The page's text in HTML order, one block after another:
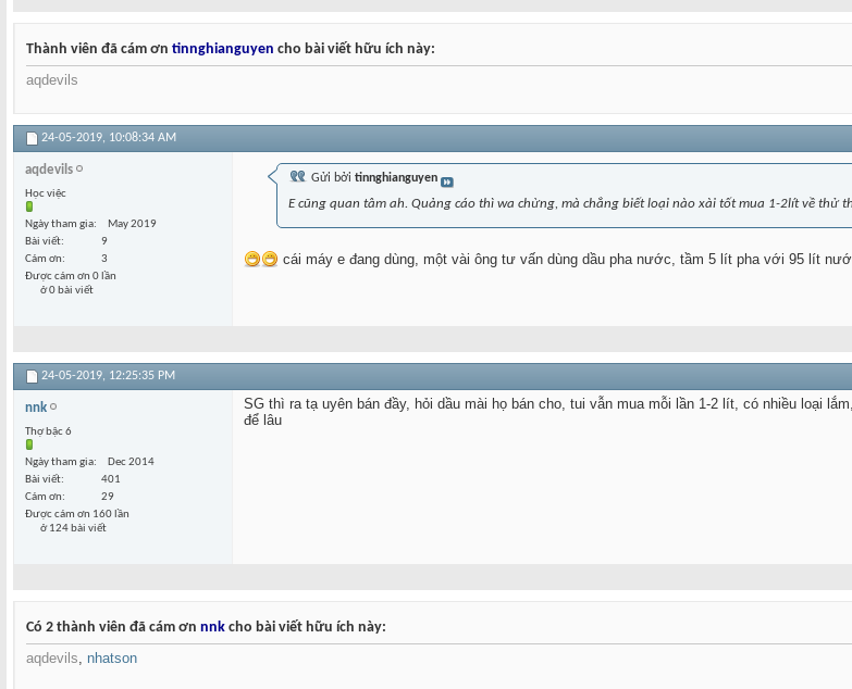
Thành viên đã cám ơn tinnghianguyen cho bài viết hữu ích này:
aqdevils
24-05-2019, 10:08:34 AM
aqdevils
Học việc
Ngày tham gia
May 2019
Bài viết
9
Cám ơn
3
Được cám ơn 0 lần
ở 0 bài viết
Gửi bởi tinnghianguyen
E cũng quan tâm ah. Quảng cáo thì wa chừng, mà chẳng biết loại nào xài tốt mua 1-2lít về thử
cái máy e đang dùng, một vài ông tư vấn dùng dầu pha nước, tầm 5 lít pha với 95 lít
24-05-2019, 12:25:35 PM
nnk
Thợ bậc 6
Ngày tham gia
Dec 2014
Bài viết
401
Cám ơn
29
Được cám ơn 160 lần
ở 124 bài viết
SG thì ra tạ uyên bán đầy, hỏi dầu mài họ bán cho, tui vẫn mua mỗi lần 1-2 lít, có nhiều loại
để lâu
Có 2 thành viên đã cám ơn nnk cho bài viết hữu ích này:
aqdevils, nhatson